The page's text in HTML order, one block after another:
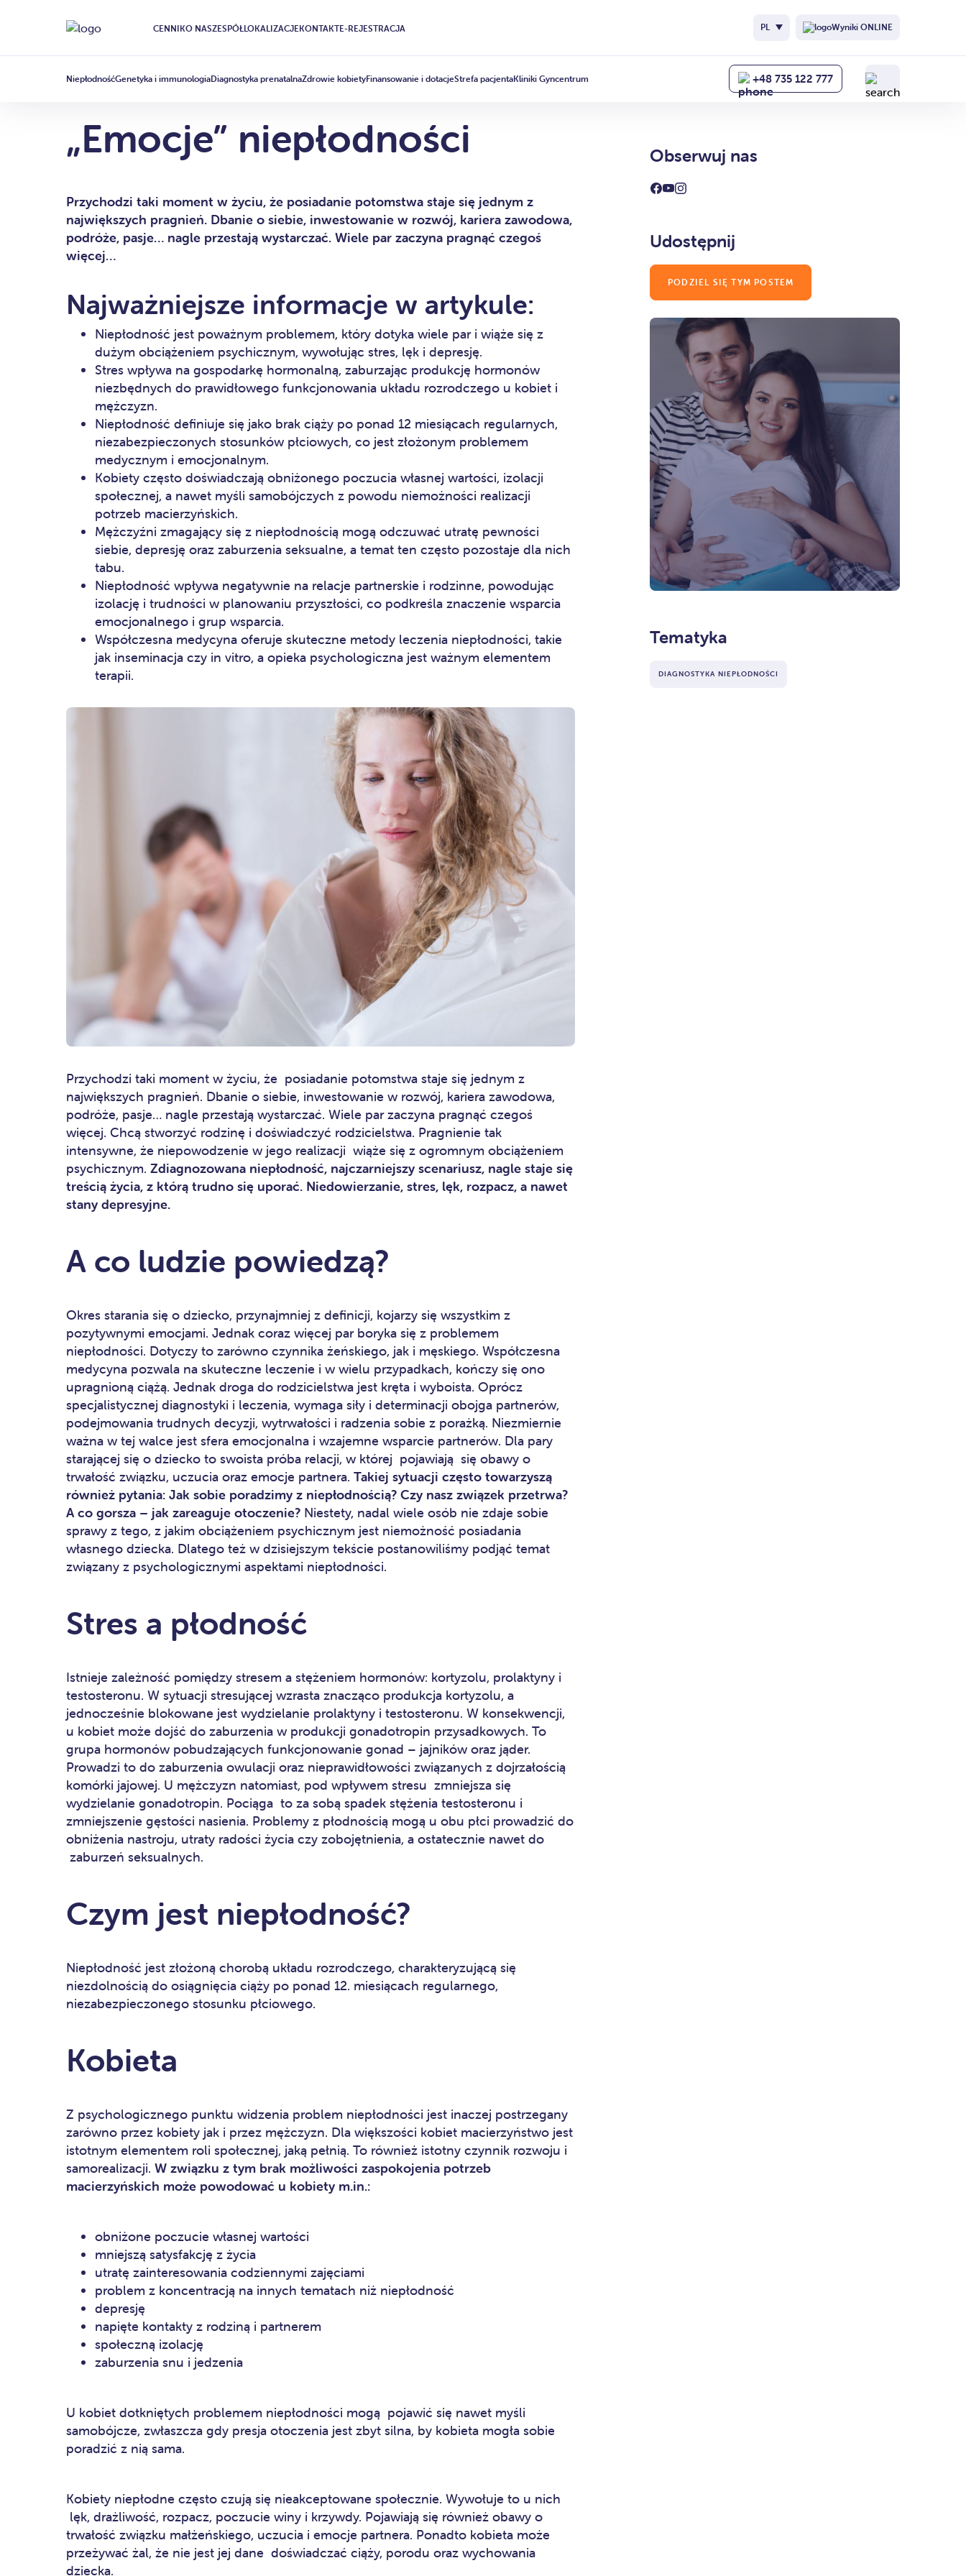
CENNIKO NASZESPÓŁLOKALIZACJEKONTAKTE-REJESTRACJA PL Wyniki ONLINE
NiepłodnośćGenetyka i immunologiaDiagnostyka prenatalnaZdrowie kobietyFinansowanie i dotacjeStrefa pacjentaKliniki Gyncentrum +48 735 122 777
„Emocje” niepłodności
Przychodzi taki moment w życiu, że posiadanie potomstwa staje się jednym z
największych pragnień. Dbanie o siebie, inwestowanie w rozwój, kariera zawodowa,
podróże, pasje… nagle przestają wystarczać. Wiele par zaczyna pragnąć czegoś
więcej…
Najważniejsze informacje w artykule:
Niepłodność jest poważnym problemem, który dotyka wiele par i wiąże się z
dużym obciążeniem psychicznym, wywołując stres, lęk i depresję.
Stres wpływa na gospodarkę hormonalną, zaburzając produkcję hormonów
niezbędnych do prawidłowego funkcjonowania układu rozrodczego u kobiet i
mężczyzn.
Niepłodność definiuje się jako brak ciąży po ponad 12 miesiącach regularnych,
niezabezpieczonych stosunków płciowych, co jest złożonym problemem
medycznym i emocjonalnym.
Kobiety często doświadczają obniżonego poczucia własnej wartości, izolacji
społecznej, a nawet myśli samobójczych z powodu niemożności realizacji
potrzeb macierzyńskich.
Mężczyźni zmagający się z niepłodnością mogą odczuwać utratę pewności
siebie, depresję oraz zaburzenia seksualne, a temat ten często pozostaje dla nich
tabu.
Niepłodność wpływa negatywnie na relacje partnerskie i rodzinne, powodując
izolację i trudności w planowaniu przyszłości, co podkreśla znaczenie wsparcia
emocjonalnego i grup wsparcia.
Współczesna medycyna oferuje skuteczne metody leczenia niepłodności, takie
jak inseminacja czy in vitro, a opieka psychologiczna jest ważnym elementem
terapii.
Przychodzi taki moment w życiu, że posiadanie potomstwa staje się jednym z
największych pragnień. Dbanie o siebie, inwestowanie w rozwój, kariera zawodowa,
podróże, pasje… nagle przestają wystarczać. Wiele par zaczyna pragnąć czegoś
więcej. Chcą stworzyć rodzinę i doświadczyć rodzicielstwa. Pragnienie tak
intensywne, że niepowodzenie w jego realizacji wiąże się z ogromnym obciążeniem
psychicznym. Zdiagnozowana niepłodność, najczarniejszy scenariusz, nagle staje się
treścią życia, z którą trudno się uporać. Niedowierzanie, stres, lęk, rozpacz, a nawet
stany depresyjne.
A co ludzie powiedzą?
Okres starania się o dziecko, przynajmniej z definicji, kojarzy się wszystkim z
pozytywnymi emocjami. Jednak coraz więcej par boryka się z problemem
niepłodności. Dotyczy to zarówno czynnika żeńskiego, jak i męskiego. Współczesna
medycyna pozwala na skuteczne leczenie i w wielu przypadkach, kończy się ono
upragnioną ciążą. Jednak droga do rodzicielstwa jest kręta i wyboista. Oprócz
specjalistycznej diagnostyki i leczenia, wymaga siły i determinacji obojga partnerów,
podejmowania trudnych decyzji, wytrwałości i radzenia sobie z porażką. Niezmiernie
ważna w tej walce jest sfera emocjonalna i wzajemne wsparcie partnerów. Dla pary
starającej się o dziecko to swoista próba relacji, w której pojawiają się obawy o
trwałość związku, uczucia oraz emocje partnera. Takiej sytuacji często towarzyszą
również pytania: Jak sobie poradzimy z niepłodnością? Czy nasz związek przetrwa?
A co gorsza – jak zareaguje otoczenie? Niestety, nadal wiele osób nie zdaje sobie
sprawy z tego, z jakim obciążeniem psychicznym jest niemożność posiadania
własnego dziecka. Dlatego też w dzisiejszym tekście postanowiliśmy podjąć temat
związany z psychologicznymi aspektami niepłodności.
Stres a płodność
Istnieje zależność pomiędzy stresem a stężeniem hormonów: kortyzolu, prolaktyny i
testosteronu. W sytuacji stresującej wzrasta znacząco produkcja kortyzolu, a
jednocześnie blokowane jest wydzielanie prolaktyny i testosteronu. W konsekwencji,
u kobiet może dojść do zaburzenia w produkcji gonadotropin przysadkowych. To
grupa hormonów pobudzających funkcjonowanie gonad – jajników oraz jąder.
Prowadzi to do zaburzenia owulacji oraz nieprawidłowości związanych z dojrzałością
komórki jajowej. U mężczyzn natomiast, pod wpływem stresu zmniejsza się
wydzielanie gonadotropin. Pociąga to za sobą spadek stężenia testosteronu i
zmniejszenie gęstości nasienia. Problemy z płodnością mogą u obu płci prowadzić do
obniżenia nastroju, utraty radości życia czy zobojętnienia, a ostatecznie nawet do
zaburzeń seksualnych.
Czym jest niepłodność?
Niepłodność jest złożoną chorobą układu rozrodczego, charakteryzującą się
niezdolnością do osiągnięcia ciąży po ponad 12. miesiącach regularnego,
niezabezpieczonego stosunku płciowego.
Kobieta
Z psychologicznego punktu widzenia problem niepłodności jest inaczej postrzegany
zarówno przez kobiety jak i przez mężczyzn. Dla większości kobiet macierzyństwo jest
istotnym elementem roli społecznej, jaką pełnią. To również istotny czynnik rozwoju i
samorealizacji. W związku z tym brak możliwości zaspokojenia potrzeb
macierzyńskich może powodować u kobiety m.in.:
obniżone poczucie własnej wartości
mniejszą satysfakcję z życia
utratę zainteresowania codziennymi zajęciami
problem z koncentracją na innych tematach niż niepłodność
depresję
napięte kontakty z rodziną i partnerem
społeczną izolację
zaburzenia snu i jedzenia
U kobiet dotkniętych problemem niepłodności mogą pojawić się nawet myśli
samobójcze, zwłaszcza gdy presja otoczenia jest zbyt silna, by kobieta mogła sobie
poradzić z nią sama.
Kobiety niepłodne często czują się nieakceptowane społecznie. Wywołuje to u nich
lęk, drażliwość, rozpacz, poczucie winy i krzywdy. Pojawiają się również obawy o
trwałość związku małżeńskiego, uczucia i emocje partnera. Ponadto kobieta może
przeżywać żal, że nie jest jej dane doświadczać ciąży, porodu oraz wychowania
dziecka.
Obserwuj nas
Udostępnij
PODZIEL SIĘ TYM POSTEM
Tematyka
DIAGNOSTYKA NIEPŁODNOŚCI